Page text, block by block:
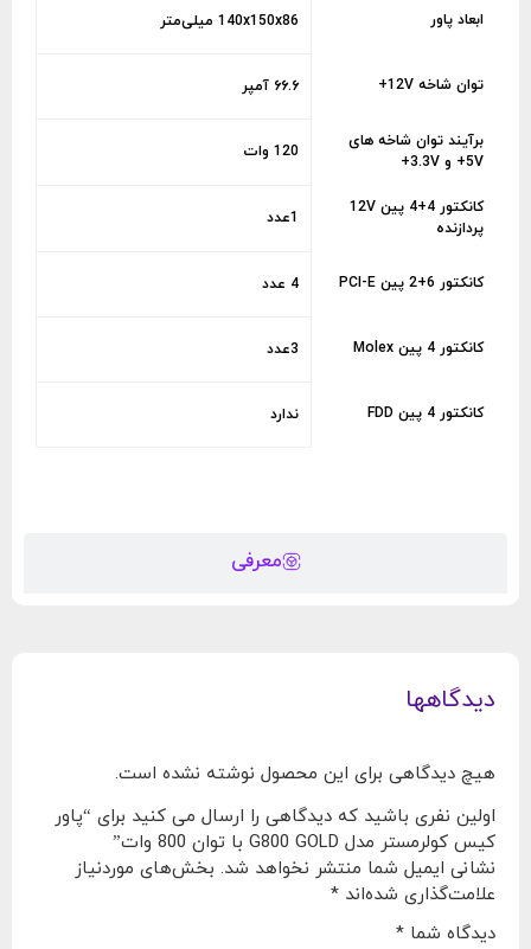
معرفی
ابعاد پاور 140x150x86 میلی‌متر
توان شاخه 12V+ ۶۶.۶ آمپر
برآیند توان شاخه های
5V+ و 3.3V+
120 وات
کانکتور 4+4 پین 12V
پردازنده
1عدد
کانکتور 6+2 پین PCI-E 4 عدد
کانکتور 4 پین Molex 3عدد
کانکتور 4 پین FDD ندارد
دیدگاهها
هیچ دیدگاهی برای این محصول نوشته نشده است.
اولین نفری باشید که دیدگاهی را ارسال می کنید برای “پاور
کیس کولرمستر مدل G800 GOLD با توان 800 وات”
نشانی ایمیل شما منتشر نخواهد شد. بخش‌های موردنیاز
علامت‌گذاری شده‌اند *
دیدگاه شما *